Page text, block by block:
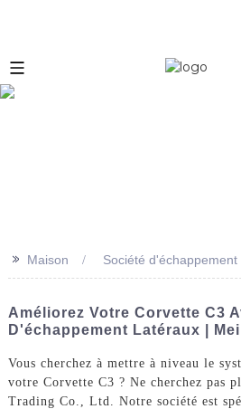
>> Maison Société d'échappement
Améliorez Votre Corvette C3
D'échappement Latéraux |
Vous cherchez à mettre à niveau le
votre Corvette C3 ? Ne cherchez pas
Trading Co., Ltd. Notre société est